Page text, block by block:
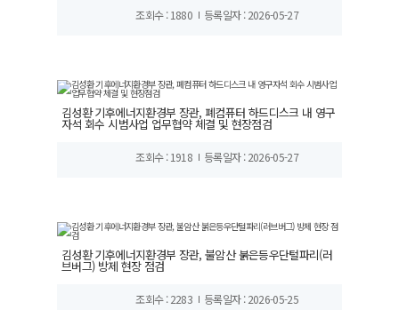
조회수 : 1880 등록일자 : 2026-05-27
김성환 기후에너지환경부 장관, 폐컴퓨터 하드디스크 내 영구
자석 회수 시범사업 업무협약 체결 및 현장점검
조회수 : 1918 등록일자 : 2026-05-27
김성환 기후에너지환경부 장관, 불암산 붉은등우단털파리(러
브버그) 방제 현장 점검
조회수 : 2283 등록일자 : 2026-05-25